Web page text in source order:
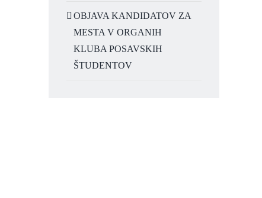
OBJAVA KANDIDATOV ZA
MESTA V ORGANIH
KLUBA POSAVSKIH
ŠTUDENTOV